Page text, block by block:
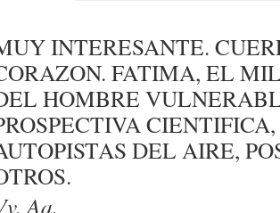
INTERESANTE.
FATIMA, EL
HOMBRE
DEL AIRE,
Aa.